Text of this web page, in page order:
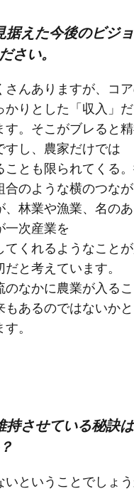
据えた​今後の​ビジ
さい。
さん​ありますが、​コ
かりと​した​「収入」だ
す。​そこが​ブレると​
すし、​農家だけでは​
ことも​限られてくる
合のような​横の​つな
、​林業や​漁業、​名の​
一次産業を​
てくれるような​こと
だと​考えています。​
の​なかに​農業が​入る​
も​あるのではないかと​
。
持させている​秘訣は​
と​いう​ことでしょう